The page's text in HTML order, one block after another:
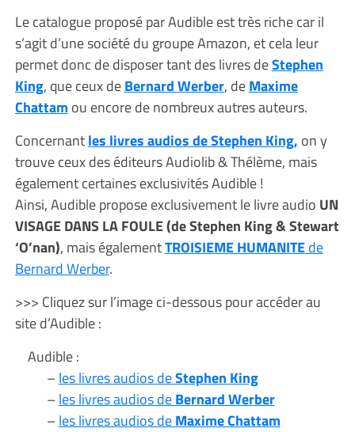
Le catalogue proposé par Audible est très riche car il
s’agit d’une société du groupe Amazon, et cela leur
permet donc de disposer tant des livres deStephen
King, que ceux deBernard Werber, deMaxime
Chattam ou encore de nombreux autres auteurs.
Concernantles livres audios de Stephen King, on y
trouve ceux des éditeurs Audiolib & Thélème, mais
également certaines exclusivités Audible !
Ainsi, Audible propose exclusivement le livre audio UN
VISAGE DANS LA FOULE (de Stephen King & Stewart
‘O’nan), mais égalementTROISIEME HUMANITEde
Bernard Werber.
>>> Cliquez sur l’image ci-dessous pour accéder au
site d’Audible :
Audible :
–les livres audios deStephen King
–les livres audios deBernard Werber
–les livres audios deMaxime Chattam